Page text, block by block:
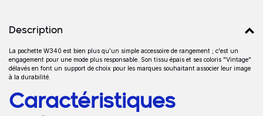
Détails produits
Description
Description
La pochette W340 est bien plus qu'un simple accessoire de rangement ; c'est un
engagement pour une mode plus responsable. Son tissu épais et ses coloris "Vintage"
délavés en font un support de choix pour les marques souhaitant associer leur image
à la durabilité.
Caractéristiques